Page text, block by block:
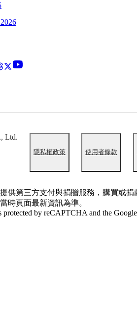
Ltd.
隱私權政策 使用者條款
供第三方支付與捐贈服務，購買或
時頁面最新資訊為準。
protected by reCAPTCHA and the Google